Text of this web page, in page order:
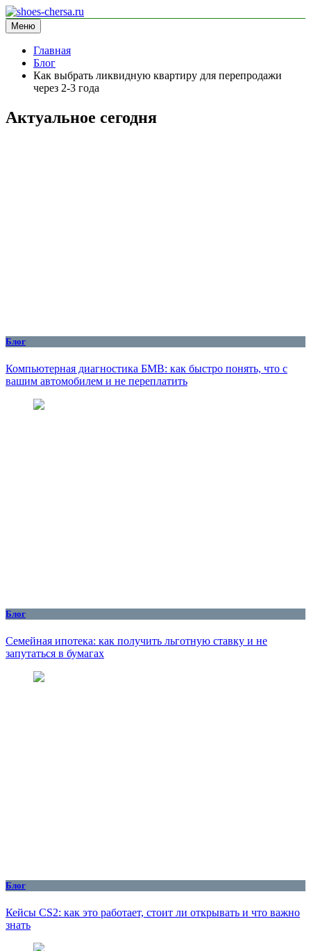
Перейти
к
содержимому
shoes-chersa.ru
информационный сайт
Меню
Главная
Блог
Как выбрать ликвидную квартиру для перепродажи
через 2-3 года
Актуальное сегодня
Блог
Компьютерная диагностика БМВ: как быстро понять, что с
вашим автомобилем и не переплатить
Блог
Семейная ипотека: как получить льготную ставку и не
запутаться в бумагах
Блог
Кейсы CS2: как это работает, стоит ли открывать и что важно
знать